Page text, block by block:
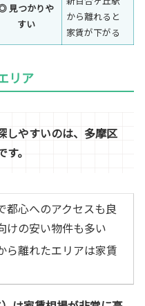
見つかりや
すい
から離れると
家賃が下がる
リア
しやすいのは、多摩区
。
都心へのアクセスも良
けの安い物件も多い
ら離れたエリアは家賃